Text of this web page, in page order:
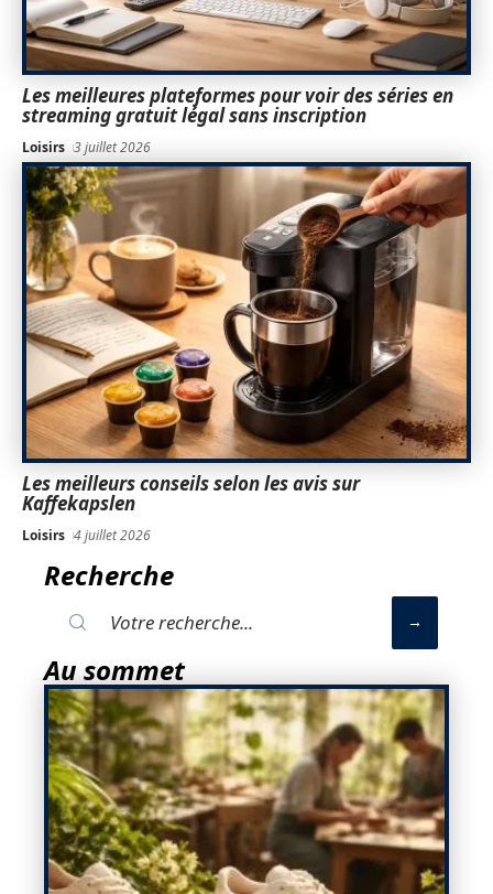
Les meilleures plateformes pour voir des séries en
streaming gratuit légal sans inscription
Loisirs 3 juillet 2026
Les meilleurs conseils selon les avis sur
Kaffekapslen
Loisirs 4 juillet 2026
Recherche
Au sommet